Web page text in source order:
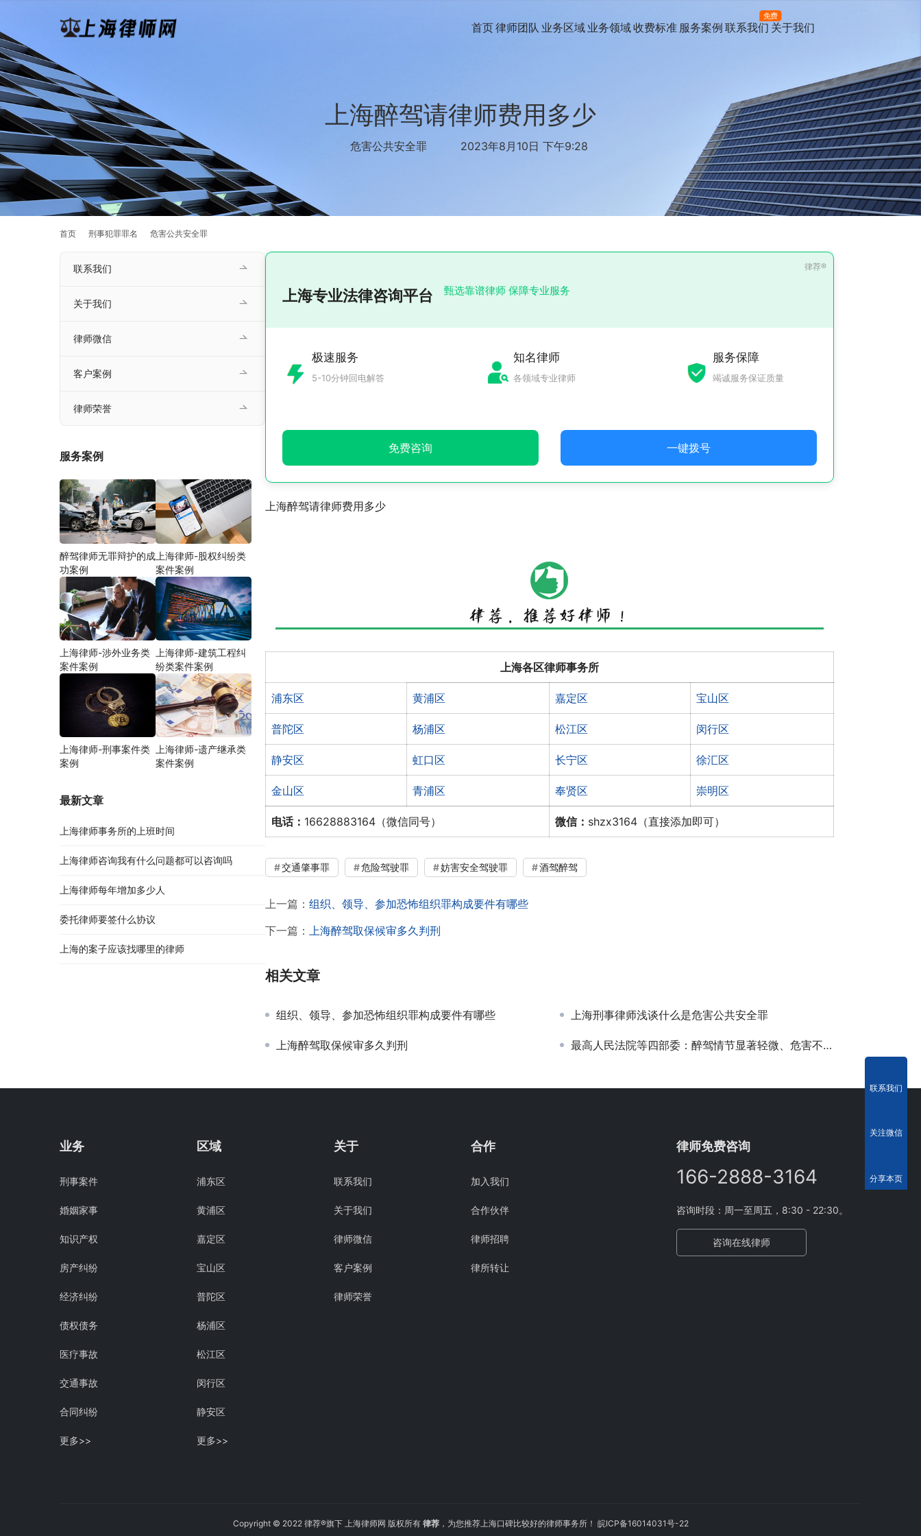
首页律师团队 业务区域 业务领域收费标准 服务案例 联系我们
免费
关于我们
上海醉驾请律师费用多少
危害公共安全罪 2023年8月10日 下午9:28
首页 刑事犯罪罪名 危害公共安全罪
上海专业法律咨询平台 甄选靠谱律师 保障专业服务
极速服务
5-10分钟回电解答
知名律师
各领域专业律师
服务保障
竭诚服务保证质量
免费咨询 一键拨号
上海醉驾请律师费用多少
上海各区律师事务所
浦东区 黄浦区 嘉定区 宝山区
普陀区 杨浦区 松江区 闵行区
静安区 虹口区 长宁区 徐汇区
金山区 青浦区 奉贤区 崇明区
电话： 16628883164（微信同号） 微信： shzx3164（直接添加即可）
交通肇事罪 危险驾驶罪 妨害安全驾驶罪 酒驾醉驾
上一篇： 组织、领导、参加恐怖组织罪构成要件有哪些
下一篇： 上海醉驾取保候审多久判刑
相关文章
组织、领导、参加恐怖组织罪构成要件有哪些 上海刑事律师浅谈什么是危害公共安全罪
上海醉驾取保候审多久判刑 最高人民法院等四部委：醉驾情节显著轻微、危害不大的，可以不作为犯罪处理
联系我们
关于我们
律师微信
客户案例
律师荣誉
服务案例
醉驾律师无罪辩护的成
功案例
上海律师-股权纠纷类
案件案例
上海律师-涉外业务类
案件案例
上海律师-建筑工程纠
纷类案件案例
上海律师-刑事案件类
案例
上海律师-遗产继承类
案件案例
最新文章
上海律师事务所的上班时间
上海律师咨询我有什么问题都可以咨询吗
上海律师每年增加多少人
委托律师要签什么协议
上海的案子应该找哪里的律师
业务
刑事案件
婚姻家事
知识产权
房产纠纷
经济纠纷
债权债务
医疗事故
交通事故
合同纠纷
更多>>
区域
浦东区
黄浦区
嘉定区
宝山区
普陀区
杨浦区
松江区
闵行区
静安区
更多>>
关于
联系我们
关于我们
律师微信
客户案例
律师荣誉
合作
加入我们
合作伙伴
律师招聘
律所转让
律师免费咨询
166-2888-3164
咨询时段：周一至周五，8:30 - 22:30。
咨询在线律师
Copyright © 2022 律荐®旗下 上海律师网 版权所有 律荐，为您推荐上海口碑比较好的律师事务所！ 皖ICP备16014031号-22
联系我们
关注微信
分享本页